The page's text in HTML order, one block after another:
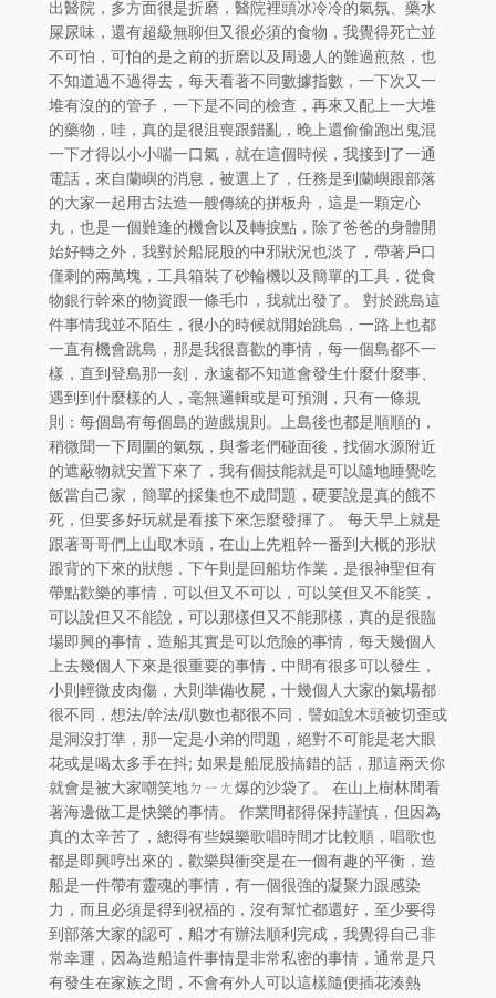
出醫院，多方面很是折磨，醫院裡頭冰冷冷的氣氛、藥水
屎尿味，還有超級無聊但又很必須的食物，我覺得死亡並
不可怕，可怕的是之前的折磨以及周邊人的難過煎熬，也
不知道過不過得去，每天看著不同數據指數，一下次又一
堆有沒的的管子，一下是不同的檢查，再來又配上一大堆
的藥物，哇，真的是很沮喪跟錯亂，晚上還偷偷跑出鬼混
一下才得以小小喘一口氣，就在這個時候，我接到了一通
電話，來自蘭嶼的消息，被選上了，任務是到蘭嶼跟部落
的大家一起用古法造一艘傳統的拼板舟，這是一顆定心
丸，也是一個難逢的機會以及轉捩點，除了爸爸的身體開
始好轉之外，我對於船屁股的中邪狀況也淡了，帶著戶口
僅剩的兩萬塊，工具箱裝了砂輪機以及簡單的工具，從食
物銀行幹來的物資跟一條毛巾，我就出發了。 對於跳島這
件事情我並不陌生，很小的時候就開始跳島，一路上也都
一直有機會跳島，那是我很喜歡的事情，每一個島都不一
樣，直到登島那一刻，永遠都不知道會發生什麼什麼事、
遇到到什麼樣的人，毫無邏輯或是可預測，只有一條規
則：每個島有每個島的遊戲規則。上島後也都是順順的，
稍微聞一下周圍的氣氛，與耆老們碰面後，找個水源附近
的遮蔽物就安置下來了，我有個技能就是可以隨地睡覺吃
飯當自己家，簡單的採集也不成問題，硬要說是真的餓不
死，但要多好玩就是看接下來怎麼發揮了。 每天早上就是
跟著哥哥們上山取木頭，在山上先粗幹一番到大概的形狀
跟背的下來的狀態，下午則是回船坊作業，是很神聖但有
帶點歡樂的事情，可以但又不可以，可以笑但又不能笑，
可以說但又不能說，可以那樣但又不能那樣，真的是很臨
場即興的事情，造船其實是可以危險的事情，每天幾個人
上去幾個人下來是很重要的事情，中間有很多可以發生，
小則輕微皮肉傷，大則準備收屍，十幾個人大家的氣場都
很不同，想法/幹法/趴數也都很不同，譬如說木頭被切歪或
是洞沒打準，那一定是小弟的問題，絕對不可能是老大眼
花或是喝太多手在抖; 如果是船屁股搞錯的話，那這兩天你
就會是被大家嘲笑地ㄉㄧㄤ爆的沙袋了。 在山上樹林間看
著海邊做工是快樂的事情。 作業間都得保持謹慎，但因為
真的太辛苦了，總得有些娛樂歌唱時間才比較順，唱歌也
都是即興哼出來的，歡樂與衝突是在一個有趣的平衡，造
船是一件帶有靈魂的事情，有一個很強的凝聚力跟感染
力，而且必須是得到祝福的，沒有幫忙都還好，至少要得
到部落大家的認可，船才有辦法順利完成，我覺得自己非
常幸運，因為造船這件事情是非常私密的事情，通常是只
有發生在家族之間，不會有外人可以這樣隨便插花湊熱